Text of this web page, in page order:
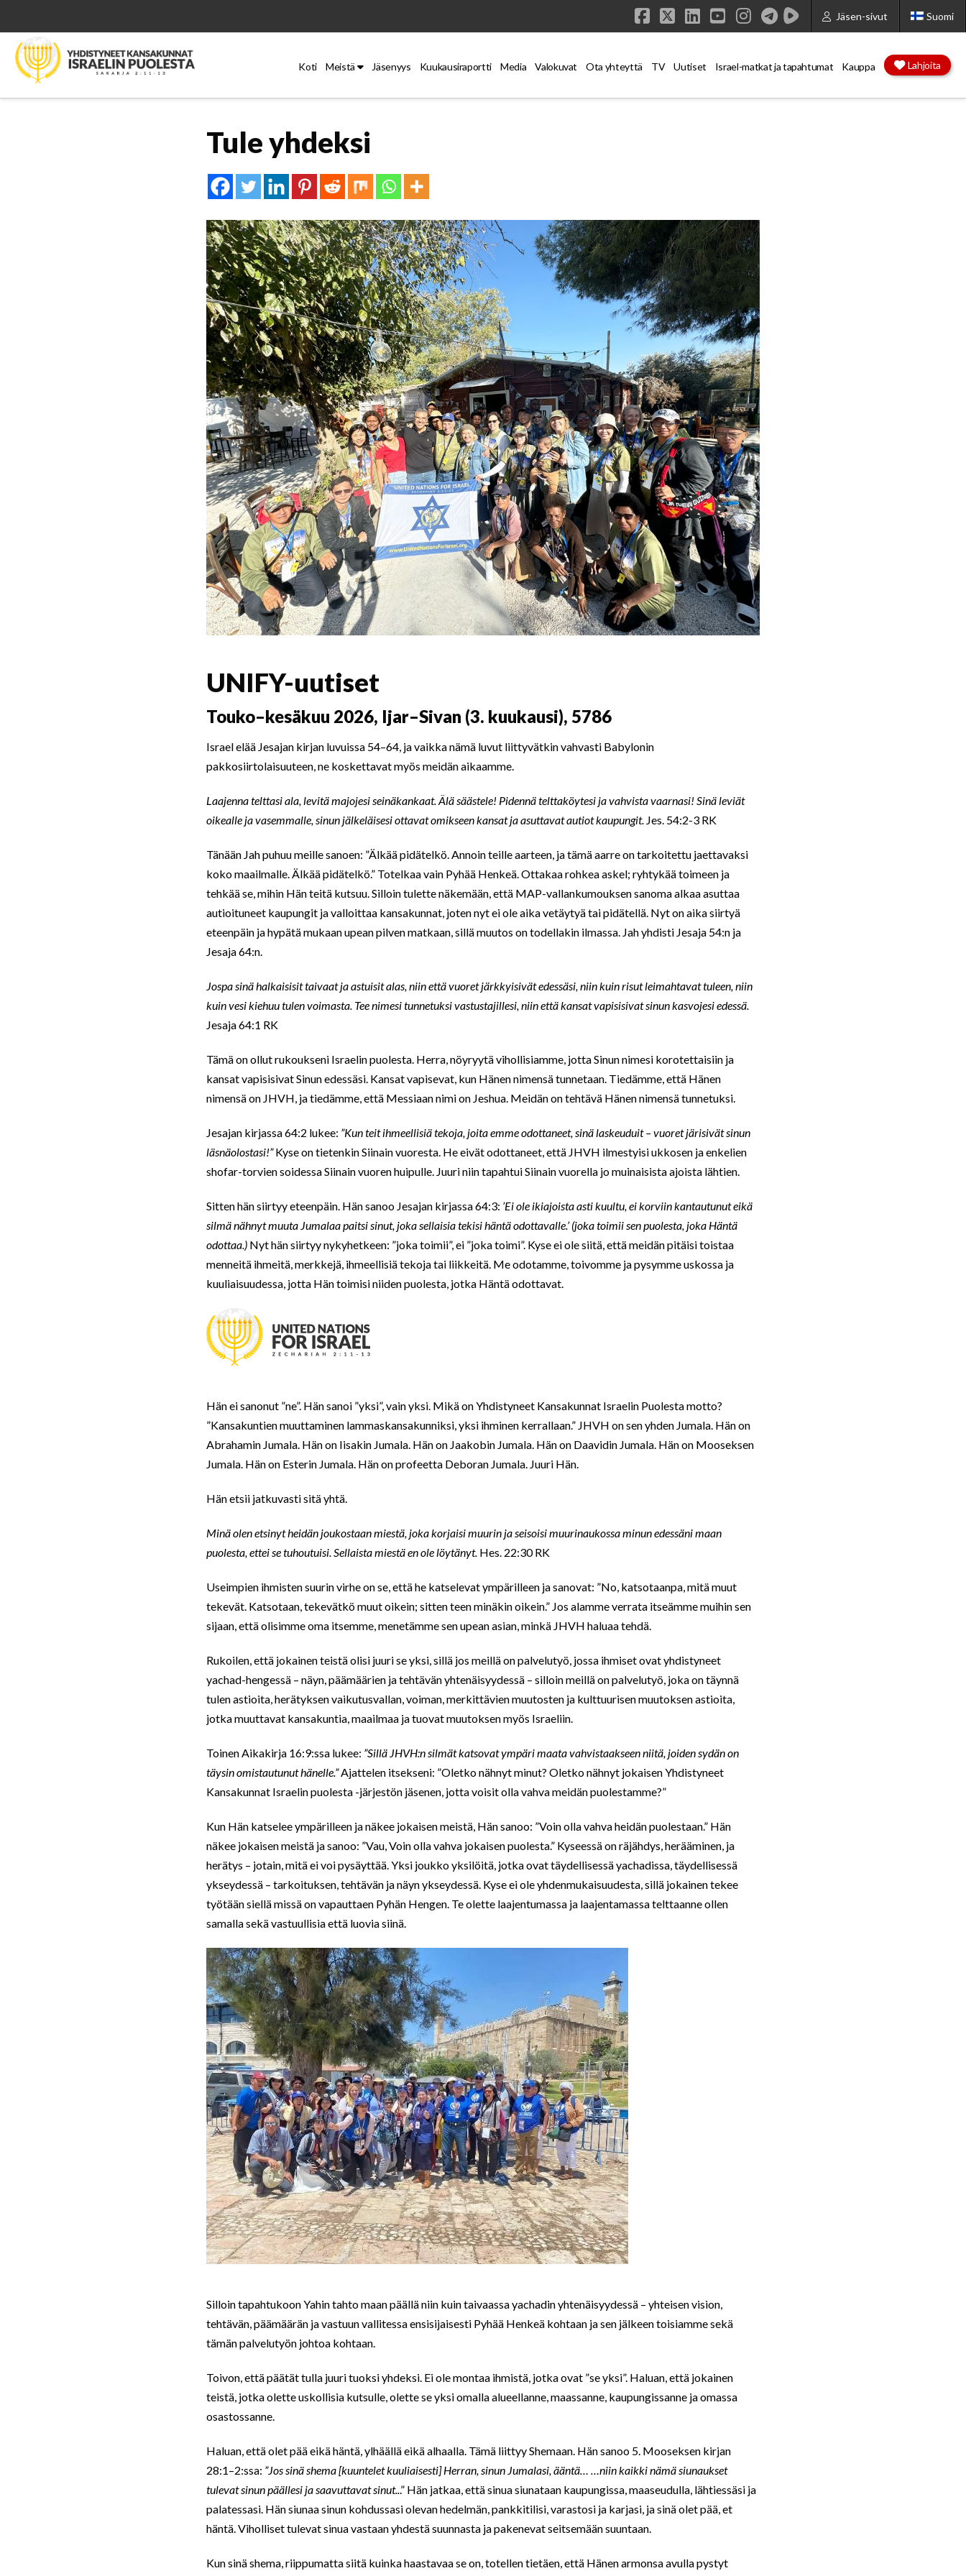
Jäsen-sivut Suomi
Facebook
X LinkedIn
YouTube
Instagram
Koti Meistä Jäsenyys Kuukausiraportti Media Valokuvat Ota yhteyttä TV Uutiset Israel-matkat ja tapahtumat Kauppa Lahjoita
Tule yhdeksi
UNIFY-uutiset
Touko–kesäkuu 2026, Ijar–Sivan (3. kuukausi), 5786
Israel elää Jesajan kirjan luvuissa 54–64, ja vaikka nämä luvut liittyvätkin vahvasti Babylonin
pakkosiirtolaisuuteen, ne koskettavat myös meidän aikaamme.
Laajenna telttasi ala, levitä majojesi seinäkankaat. Älä säästele! Pidennä telttaköytesi ja vahvista vaarnasi! Sinä leviät
oikealle ja vasemmalle, sinun jälkeläisesi ottavat omikseen kansat ja asuttavat autiot kaupungit. Jes. 54:2-3 RK
Tänään Jah puhuu meille sanoen: ”Älkää pidätelkö. Annoin teille aarteen, ja tämä aarre on tarkoitettu jaettavaksi
koko maailmalle. Älkää pidätelkö.” Totelkaa vain Pyhää Henkeä. Ottakaa rohkea askel; ryhtykää toimeen ja
tehkää se, mihin Hän teitä kutsuu. Silloin tulette näkemään, että MAP-vallankumouksen sanoma alkaa asuttaa
autioituneet kaupungit ja valloittaa kansakunnat, joten nyt ei ole aika vetäytyä tai pidätellä. Nyt on aika siirtyä
eteenpäin ja hypätä mukaan upean pilven matkaan, sillä muutos on todellakin ilmassa. Jah yhdisti Jesaja 54:n ja
Jesaja 64:n.
Jospa sinä halkaisisit taivaat ja astuisit alas, niin että vuoret järkkyisivät edessäsi, niin kuin risut leimahtavat tuleen, niin
kuin vesi kiehuu tulen voimasta. Tee nimesi tunnetuksi vastustajillesi, niin että kansat vapisisivat sinun kasvojesi edessä.
Jesaja 64:1 RK
Tämä on ollut rukoukseni Israelin puolesta. Herra, nöyryytä vihollisiamme, jotta Sinun nimesi korotettaisiin ja
kansat vapisisivat Sinun edessäsi. Kansat vapisevat, kun Hänen nimensä tunnetaan. Tiedämme, että Hänen
nimensä on JHVH, ja tiedämme, että Messiaan nimi on Jeshua. Meidän on tehtävä Hänen nimensä tunnetuksi.
Jesajan kirjassa 64:2 lukee: ”Kun teit ihmeellisiä tekoja, joita emme odottaneet, sinä laskeuduit – vuoret järisivät sinun
läsnäolostasi!”Kyse on tietenkin Siinain vuoresta. He eivät odottaneet, että JHVH ilmestyisi ukkosen ja enkelien
shofar-torvien soidessa Siinain vuoren huipulle. Juuri niin tapahtui Siinain vuorella jo muinaisista ajoista lähtien.
Sitten hän siirtyy eteenpäin. Hän sanoo Jesajan kirjassa 64:3: ’Ei ole ikiajoista asti kuultu, ei korviin kantautunut eikä
silmä nähnyt muuta Jumalaa paitsi sinut, joka sellaisia tekisi häntä odottavalle.’ (joka toimii sen puolesta, joka Häntä
odottaa.) Nyt hän siirtyy nykyhetkeen: ”joka toimii”, ei ”joka toimi”. Kyse ei ole siitä, että meidän pitäisi toistaa
menneitä ihmeitä, merkkejä, ihmeellisiä tekoja tai liikkeitä. Me odotamme, toivomme ja pysymme uskossa ja
kuuliaisuudessa, jotta Hän toimisi niiden puolesta, jotka Häntä odottavat.
Hän ei sanonut ”ne”. Hän sanoi ”yksi”, vain yksi. Mikä on Yhdistyneet Kansakunnat Israelin Puolesta motto?
”Kansakuntien muuttaminen lammaskansakunniksi, yksi ihminen kerrallaan.” JHVH on sen yhden Jumala. Hän on
Abrahamin Jumala. Hän on Iisakin Jumala. Hän on Jaakobin Jumala. Hän on Daavidin Jumala. Hän on Mooseksen
Jumala. Hän on Esterin Jumala. Hän on profeetta Deboran Jumala. Juuri Hän.
Hän etsii jatkuvasti sitä yhtä.
Minä olen etsinyt heidän joukostaan miestä, joka korjaisi muurin ja seisoisi muurinaukossa minun edessäni maan
puolesta, ettei se tuhoutuisi. Sellaista miestä en ole löytänyt. Hes. 22:30 RK
Useimpien ihmisten suurin virhe on se, että he katselevat ympärilleen ja sanovat: ”No, katsotaanpa, mitä muut
tekevät. Katsotaan, tekevätkö muut oikein; sitten teen minäkin oikein.” Jos alamme verrata itseämme muihin sen
sijaan, että olisimme oma itsemme, menetämme sen upean asian, minkä JHVH haluaa tehdä.
Rukoilen, että jokainen teistä olisi juuri se yksi, sillä jos meillä on palvelutyö, jossa ihmiset ovat yhdistyneet
yachad-hengessä – näyn, päämäärien ja tehtävän yhtenäisyydessä – silloin meillä on palvelutyö, joka on täynnä
tulen astioita, herätyksen vaikutusvallan, voiman, merkittävien muutosten ja kulttuurisen muutoksen astioita,
jotka muuttavat kansakuntia, maailmaa ja tuovat muutoksen myös Israeliin.
Toinen Aikakirja 16:9:ssa lukee: ”Sillä JHVH:n silmät katsovat ympäri maata vahvistaakseen niitä, joiden sydän on
täysin omistautunut hänelle.”Ajattelen itsekseni: ”Oletko nähnyt minut? Oletko nähnyt jokaisen Yhdistyneet
Kansakunnat Israelin puolesta -järjestön jäsenen, jotta voisit olla vahva meidän puolestamme?”
Kun Hän katselee ympärilleen ja näkee jokaisen meistä, Hän sanoo: ”Voin olla vahva heidän puolestaan.” Hän
näkee jokaisen meistä ja sanoo: ”Vau, Voin olla vahva jokaisen puolesta.” Kyseessä on räjähdys, herääminen, ja
herätys – jotain, mitä ei voi pysäyttää. Yksi joukko yksilöitä, jotka ovat täydellisessä yachadissa, täydellisessä
ykseydessä – tarkoituksen, tehtävän ja näyn ykseydessä. Kyse ei ole yhdenmukaisuudesta, sillä jokainen tekee
työtään siellä missä on vapauttaen Pyhän Hengen. Te olette laajentumassa ja laajentamassa telttaanne ollen
samalla sekä vastuullisia että luovia siinä.
Silloin tapahtukoon Yahin tahto maan päällä niin kuin taivaassa yachadin yhtenäisyydessä – yhteisen vision,
tehtävän, päämäärän ja vastuun vallitessa ensisijaisesti Pyhää Henkeä kohtaan ja sen jälkeen toisiamme sekä
tämän palvelutyön johtoa kohtaan.
Toivon, että päätät tulla juuri tuoksi yhdeksi. Ei ole montaa ihmistä, jotka ovat ”se yksi”. Haluan, että jokainen
teistä, jotka olette uskollisia kutsulle, olette se yksi omalla alueellanne, maassanne, kaupungissanne ja omassa
osastossanne.
Haluan, että olet pää eikä häntä, ylhäällä eikä alhaalla. Tämä liittyy Shemaan. Hän sanoo 5. Mooseksen kirjan
28:1–2:ssa: ”Jos sinä shema [kuuntelet kuuliaisesti] Herran, sinun Jumalasi, ääntä… …niin kaikki nämä siunaukset
tulevat sinun päällesi ja saavuttavat sinut...” Hän jatkaa, että sinua siunataan kaupungissa, maaseudulla, lähtiessäsi ja
palatessasi. Hän siunaa sinun kohdussasi olevan hedelmän, pankkitilisi, varastosi ja karjasi, ja sinä olet pää, et
häntä. Viholliset tulevat sinua vastaan yhdestä suunnasta ja pakenevat seitsemään suuntaan.
Kun sinä shema, riippumatta siitä kuinka haastavaa se on, totellen tietäen, että Hänen armonsa avulla pystyt